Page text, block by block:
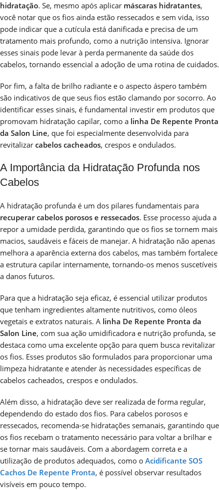
hidratação. Se, mesmo após aplicar máscaras hidratantes,
você notar que os fios ainda estão ressecados e sem vida, isso
pode indicar que a cutícula está danificada e precisa de um
tratamento mais profundo, como a nutrição intensiva. Ignorar
esses sinais pode levar à perda permanente da saúde dos
cabelos, tornando essencial a adoção de uma rotina de cuidados.
Por fim, a falta de brilho radiante e o aspecto áspero também
são indicativos de que seus fios estão clamando por socorro. Ao
identificar esses sinais, é fundamental investir em produtos que
promovam hidratação capilar, como a linha De Repente Pronta
da Salon Line, que foi especialmente desenvolvida para
revitalizar cabelos cacheados, crespos e ondulados.
A Importância da Hidratação Profunda nos
Cabelos
A hidratação profunda é um dos pilares fundamentais para
recuperar cabelos porosos e ressecados. Esse processo ajuda a
repor a umidade perdida, garantindo que os fios se tornem mais
macios, saudáveis e fáceis de manejar. A hidratação não apenas
melhora a aparência externa dos cabelos, mas também fortalece
a estrutura capilar internamente, tornando-os menos suscetíveis
a danos futuros.
Para que a hidratação seja eficaz, é essencial utilizar produtos
que tenham ingredientes altamente nutritivos, como óleos
vegetais e extratos naturais. A linha De Repente Pronta da
Salon Line, com sua ação umidificadora e nutrição profunda, se
destaca como uma excelente opção para quem busca revitalizar
os fios. Esses produtos são formulados para proporcionar uma
limpeza hidratante e atender às necessidades específicas de
cabelos cacheados, crespos e ondulados.
Além disso, a hidratação deve ser realizada de forma regular,
dependendo do estado dos fios. Para cabelos porosos e
ressecados, recomenda-se hidratações semanais, garantindo que
os fios recebam o tratamento necessário para voltar a brilhar e
se tornar mais saudáveis. Com a abordagem correta e a
utilização de produtos adequados, como o Acidificante SOS
Cachos De Repente Pronta, é possível observar resultados
visíveis em pouco tempo.